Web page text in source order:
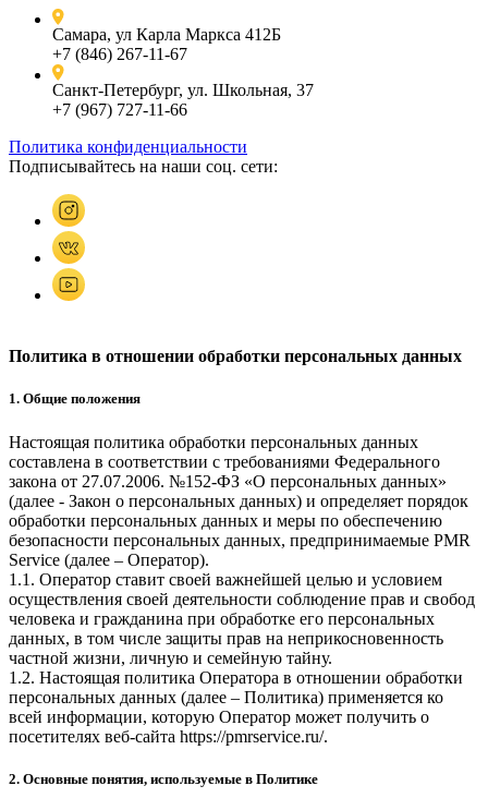
Самара, ул Карла Маркса 412Б
+7 (846) 267-11-67
Санкт-Петербург, ул. Школьная, 37
+7 (967) 727-11-66
Политика конфиденциальности
Подписывайтесь на наши соц. сети:
Политика в отношении обработки персональных данных
1. Общие положения
Настоящая политика обработки персональных данных
составлена в соответствии с требованиями Федерального
закона от 27.07.2006. №152-ФЗ «О персональных данных»
(далее - Закон о персональных данных) и определяет порядок
обработки персональных данных и меры по обеспечению
безопасности персональных данных, предпринимаемые PMR
Service (далее – Оператор).
1.1. Оператор ставит своей важнейшей целью и условием
осуществления своей деятельности соблюдение прав и свобод
человека и гражданина при обработке его персональных
данных, в том числе защиты прав на неприкосновенность
частной жизни, личную и семейную тайну.
1.2. Настоящая политика Оператора в отношении обработки
персональных данных (далее – Политика) применяется ко
всей информации, которую Оператор может получить о
посетителях веб-сайта https://pmrservice.ru/.
2. Основные понятия, используемые в Политике